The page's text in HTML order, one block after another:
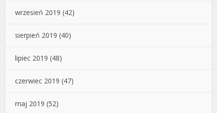
wrzesień 2019 (42)
sierpień 2019 (40)
lipiec 2019 (48)
czerwiec 2019 (47)
maj 2019 (52)